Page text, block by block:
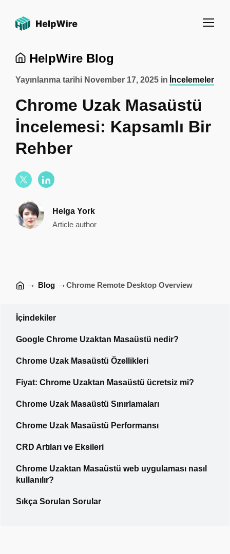
HelpWire Blog
Yayınlanma tarihi November 17, 2025 in İncelemeler
Chrome Uzak Masaüstü
İncelemesi: Kapsamlı Bir
Rehber
Helga York
Article author
→ Blog →Chrome Remote Desktop Overview
İçindekiler
Google Chrome Uzaktan Masaüstü nedir?
Chrome Uzak Masaüstü Özellikleri
Fiyat: Chrome Uzaktan Masaüstü ücretsiz mi?
Chrome Uzak Masaüstü Sınırlamaları
Chrome Uzak Masaüstü Performansı
CRD Artıları ve Eksileri
Chrome Uzaktan Masaüstü web uygulaması nasıl
kullanılır?
Sıkça Sorulan Sorular